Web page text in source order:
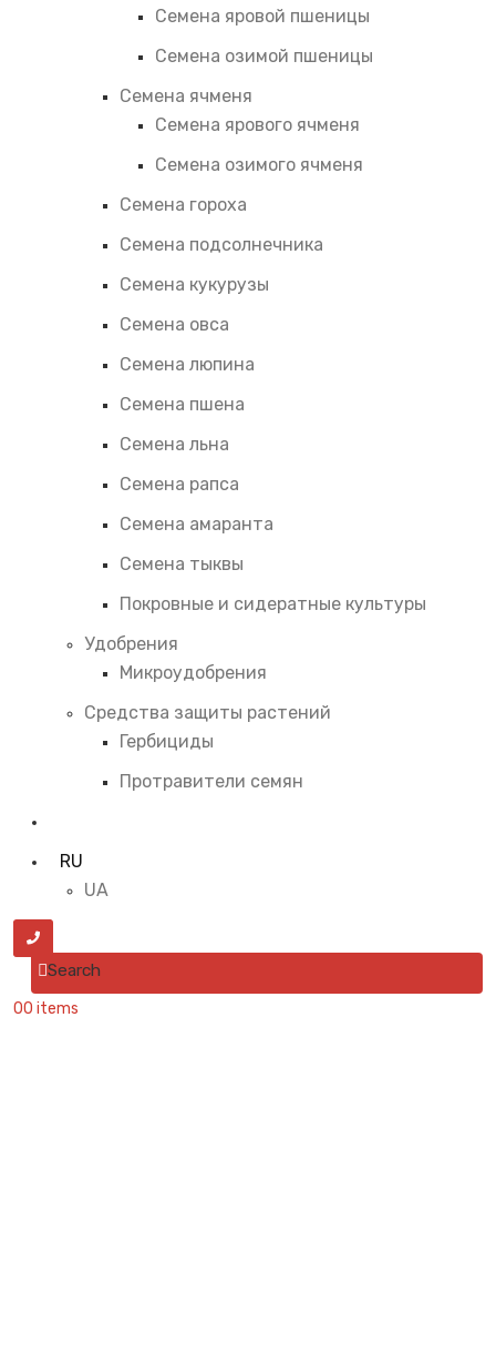
Семена яровой пшеницы
Семена озимой пшеницы
Семена ячменя
Семена ярового ячменя
Семена озимого ячменя
Семена гороха
Семена подсолнечника
Семена кукурузы
Семена овса
Семена люпина
Семена пшена
Семена льна
Семена рапса
Семена амаранта
Семена тыквы
Покровные и сидератные культуры
Удобрения
Микроудобрения
Средства защиты растений
Гербициды
Протравители семян
RU
UA
Search
00 items